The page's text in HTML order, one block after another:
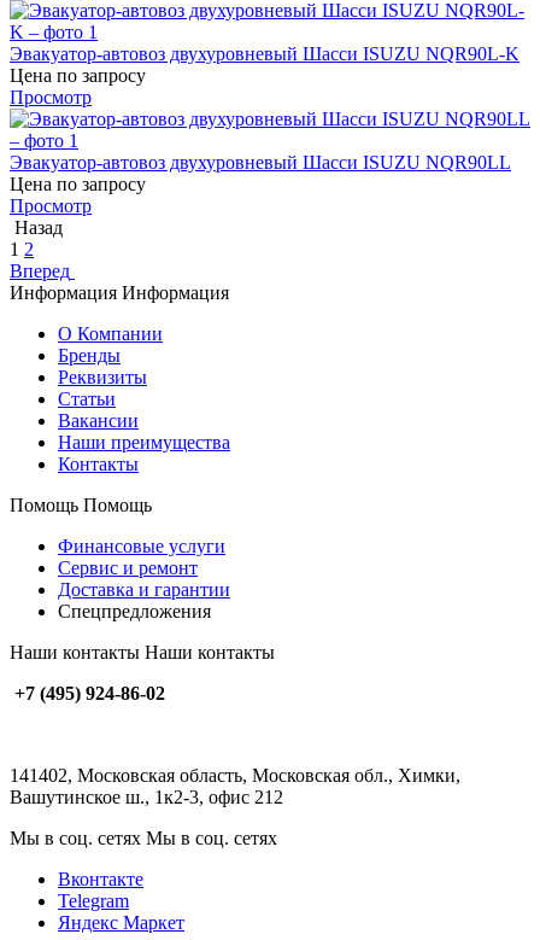
Эвакуатор-автовоз двухуровневый Шасси ISUZU NQR90L-K
Цена по запросу
Просмотр
Эвакуатор-автовоз двухуровневый Шасси ISUZU NQR90LL
Цена по запросу
Просмотр
Назад
1 2
Вперед
Информация Информация
О Компании
Бренды
Реквизиты
Статьи
Вакансии
Наши преимущества
Контакты
Помощь Помощь
Финансовые услуги
Сервис и ремонт
Доставка и гарантии
Спецпредложения
Наши контакты Наши контакты
+7 (495) 924-86-02
141402, Московская область, Московская обл., Химки,
Вашутинское ш., 1к2-3, офис 212
Мы в соц. сетях Мы в соц. сетях
Вконтакте
Telegram
Яндекс Маркет